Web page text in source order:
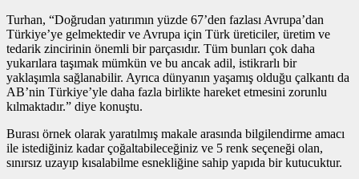
Turhan, “Doğrudan yatırımın yüzde 67’den fazlası Avrupa’dan
Türkiye’ye gelmektedir ve Avrupa için Türk üreticiler, üretim ve
tedarik zincirinin önemli bir parçasıdır. Tüm bunları çok daha
yukarılara taşımak mümkün ve bu ancak adil, istikrarlı bir
yaklaşımla sağlanabilir. Ayrıca dünyanın yaşamış olduğu çalkantı da
AB’nin Türkiye’yle daha fazla birlikte hareket etmesini zorunlu
kılmaktadır.” diye konuştu.
Burası örnek olarak yaratılmış makale arasında bilgilendirme amacı
ile istediğiniz kadar çoğaltabileceğiniz ve 5 renk seçeneği olan,
sınırsız uzayıp kısalabilme esnekliğine sahip yapıda bir kutucuktur.